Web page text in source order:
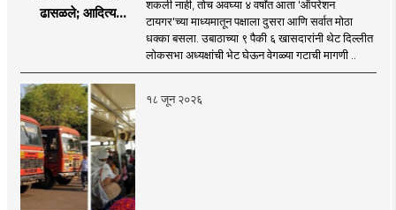
ढासळले; आदित्य
नेमका कुठे चुकला?
शकली नाही, तोच अवघ्या ४ वर्षांत आता 'ऑपरेशन
टायगर'च्या माध्यमातून पक्षाला दुसरा आणि सर्वात मोठा
धक्का बसला. उबाठाच्या ९ पैकी ६ खासदारांनी थेट दिल्लीत
लोकसभा अध्यक्षांची भेट घेऊन वेगळ्या गटाची मागणी ..
१८ जून २०२६